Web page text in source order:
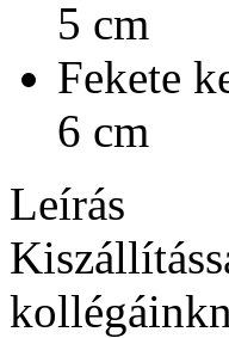
5 cm
Fekete
6 cm
Leírás